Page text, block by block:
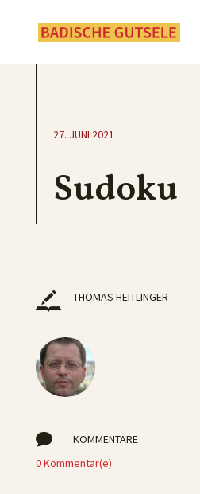
27. JUNI 2021
Sudoku
THOMAS HEITLINGER

KOMMENTARE
0 Kommentar(e)